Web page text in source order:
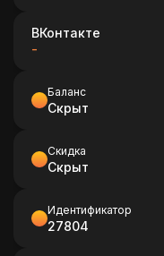
ВКонтакте
-
Баланс
Скрыт
Скидка
Скрыт
Идентификатор
27804